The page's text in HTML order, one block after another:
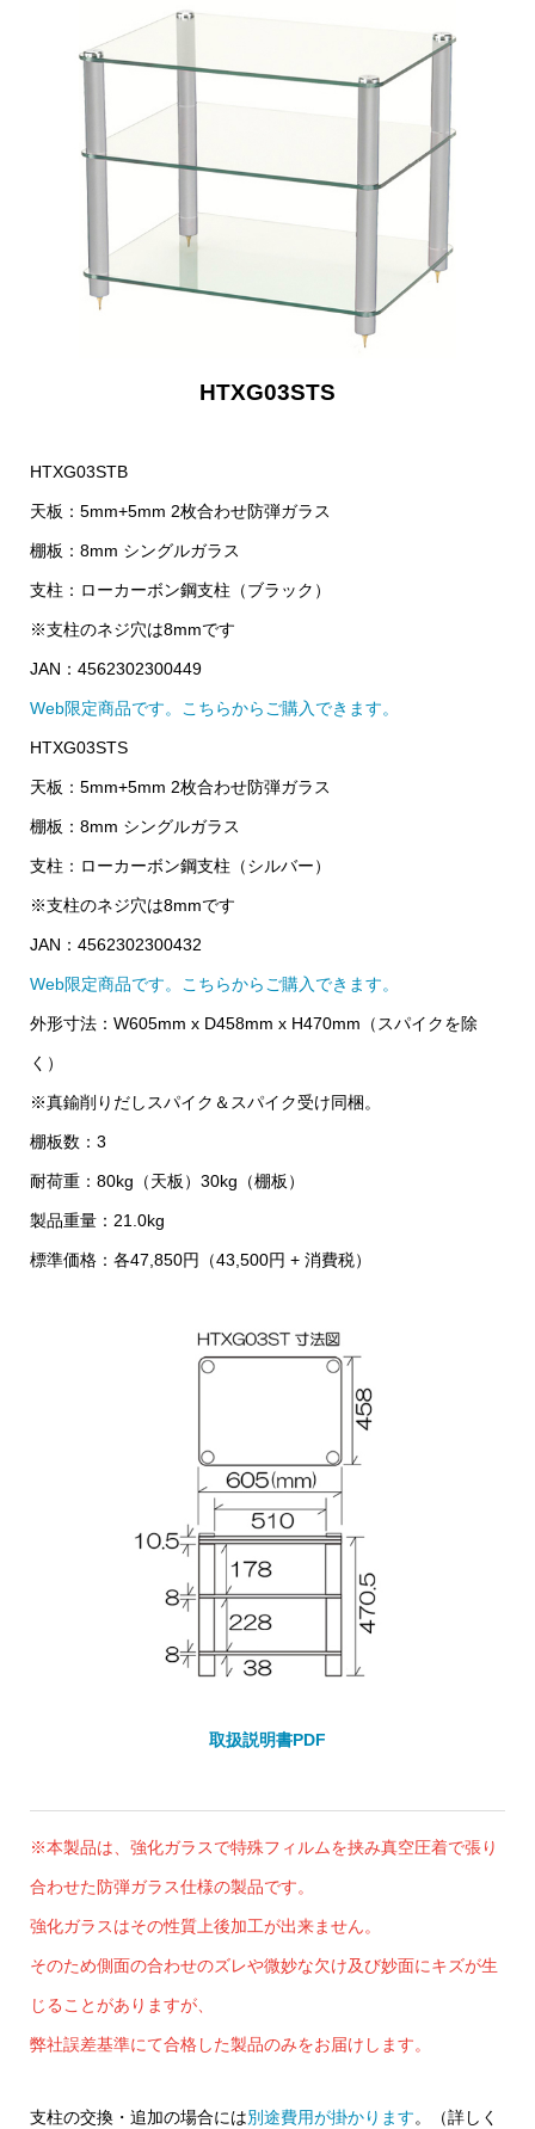
HTXG03STS
HTXG03STB
天板：5mm+5mm 2枚合わせ防弾ガラス
棚板：8mm シングルガラス
支柱：ローカーボン鋼支柱（ブラック）
※支柱のネジ穴は8mmです
JAN：4562302300449
Web限定商品です。こちらからご購入できます。
HTXG03STS
天板：5mm+5mm 2枚合わせ防弾ガラス
棚板：8mm シングルガラス
支柱：ローカーボン鋼支柱（シルバー）
※支柱のネジ穴は8mmです
JAN：4562302300432
Web限定商品です。こちらからご購入できます。
外形寸法：W605mm x D458mm x H470mm（スパイクを除
く）
※真鍮削りだしスパイク＆スパイク受け同梱。
棚板数：3
耐荷重：80kg（天板）30kg（棚板）
製品重量：21.0kg
標準価格：各47,850円（43,500円 + 消費税）
取扱説明書PDF
※本製品は、強化ガラスで特殊フィルムを挟み真空圧着で張り
合わせた防弾ガラス仕様の製品です。
強化ガラスはその性質上後加工が出来ません。
そのため側面の合わせのズレや微妙な欠け及び妙面にキズが生
じることがありますが、
弊社誤差基準にて合格した製品のみをお届けします。
支柱の交換・追加の場合には別途費用が掛かります。（詳しく